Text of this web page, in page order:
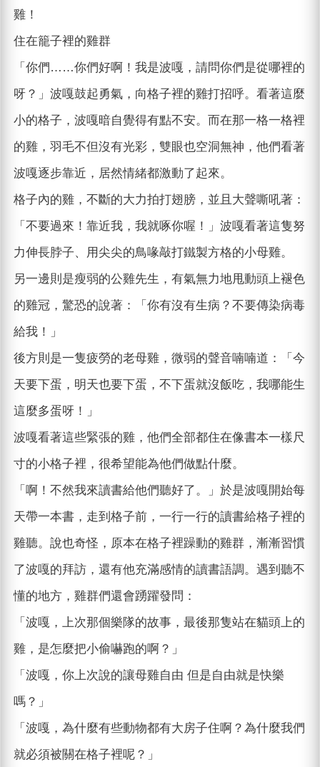
雞！
住在籠子裡的雞群
「你們……你們好啊！我是波嘎，請問你們是從哪裡的
呀？」波嘎鼓起勇氣，向格子裡的雞打招呼。看著這麼
小的格子，波嘎暗自覺得有點不安。而在那一格一格裡
的雞，羽毛不但沒有光彩，雙眼也空洞無神，他們看著
波嘎逐步靠近，居然情緒都激動了起來。
格子內的雞，不斷的大力拍打翅膀，並且大聲嘶吼著：
「不要過來！靠近我，我就啄你喔！」波嘎看著這隻努
力伸長脖子、用尖尖的鳥喙敲打鐵製方格的小母雞。
另一邊則是瘦弱的公雞先生，有氣無力地甩動頭上褪色
的雞冠，驚恐的說著：「你有沒有生病？不要傳染病毒
給我！」
後方則是一隻疲勞的老母雞，微弱的聲音喃喃道：「今
天要下蛋，明天也要下蛋，不下蛋就沒飯吃，我哪能生
這麼多蛋呀！」
波嘎看著這些緊張的雞，他們全部都住在像書本一樣尺
寸的小格子裡，很希望能為他們做點什麼。
「啊！不然我來讀書給他們聽好了。」於是波嘎開始每
天帶一本書，走到格子前，一行一行的讀書給格子裡的
雞聽。說也奇怪，原本在格子裡躁動的雞群，漸漸習慣
了波嘎的拜訪，還有他充滿感情的讀書語調。遇到聽不
懂的地方，雞群們還會踴躍發問：
「波嘎，上次那個樂隊的故事，最後那隻站在貓頭上的
雞，是怎麼把小偷嚇跑的啊？」
「波嘎，你上次說的讓母雞自由 但是自由就是快樂
嗎？」
「波嘎，為什麼有些動物都有大房子住啊？為什麼我們
就必須被關在格子裡呢？」